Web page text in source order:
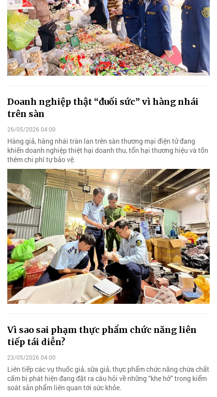
Doanh nghiệp thật “đuối sức” vì hàng nhái
trên sàn
26/05/2026 04:00
Hàng giả, hàng nhái tràn lan trên sàn thương mại điện tử đang
khiến doanh nghiệp thiệt hại doanh thu, tổn hại thương hiệu và tốn
thêm chi phí tự bảo vệ.
Vì sao sai phạm thực phẩm chức năng liên
tiếp tái diễn?
23/05/2026 04:00
Liên tiếp các vụ thuốc giả, sữa giả, thực phẩm chức năng chứa chất
cấm bị phát hiện đang đặt ra câu hỏi về những “khe hở” trong kiểm
soát sản phẩm liên quan tới sức khỏe.